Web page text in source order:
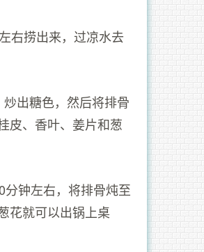
右捞出来，过凉水去
出糖色，然后将排骨
皮、香叶、姜片和葱
钟左右，将排骨炖至
花就可以出锅上桌